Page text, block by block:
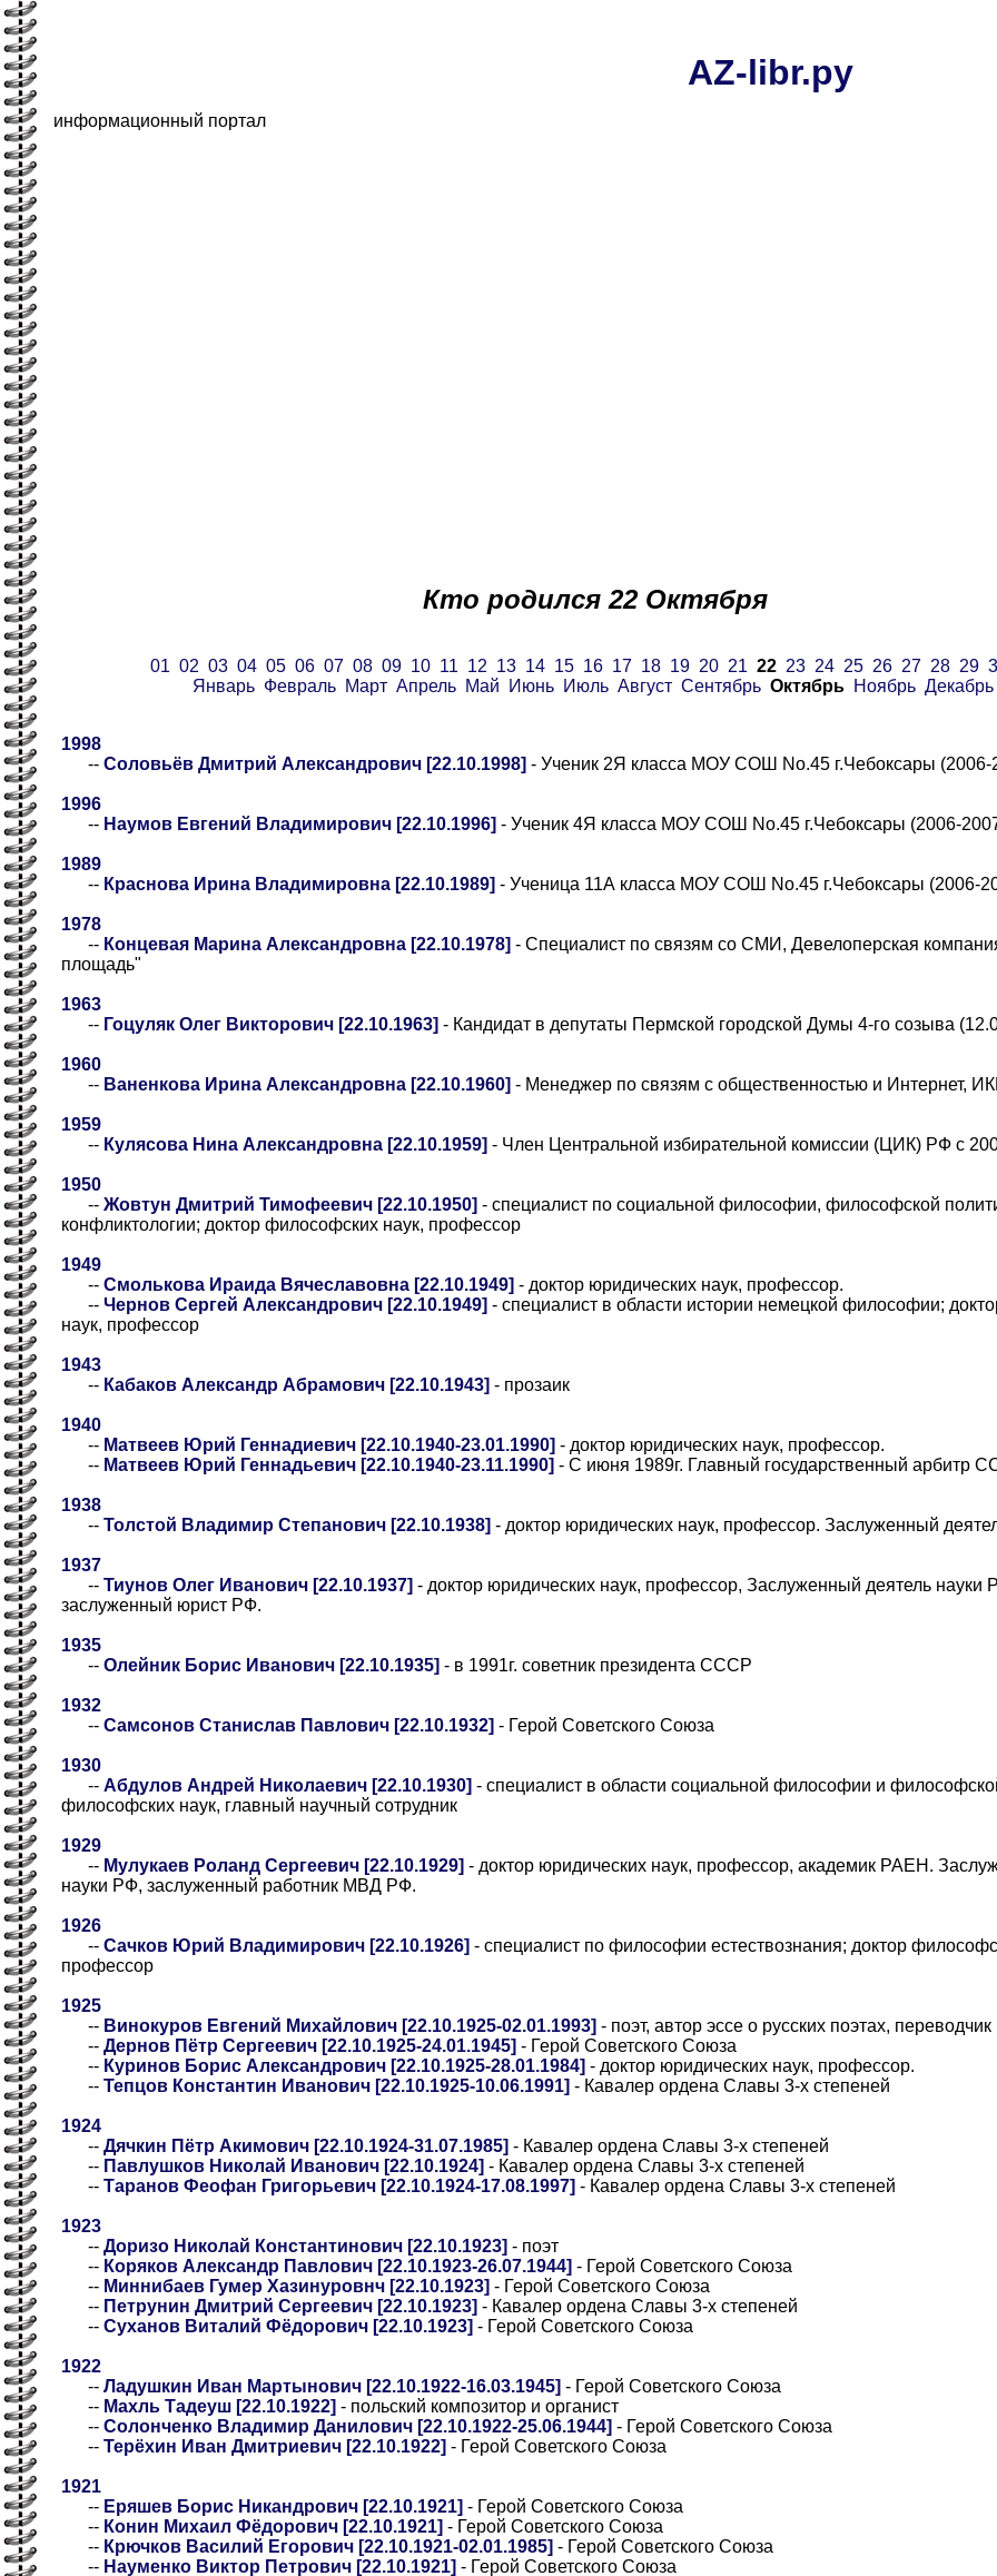
AZ-libr.ру
информационный портал
Кто родился 22 Октября
01 02 03 04 05 06 07 08 09 10 11 12 13 14 15 16 17 18 19 20 21 22 23 24 25 26 27 28 29
Январь Февраль Март Апрель Май Июнь Июль Август Сентябрь Октябрь Ноябрь Декабрь
1998
-- Соловьёв Дмитрий Александрович [22.10.1998] - Ученик 2Я класса МОУ СОШ No.45 г.Чебоксары (2006-
1996
-- Наумов Евгений Владимирович [22.10.1996] - Ученик 4Я класса МОУ СОШ No.45 г.Чебоксары (2006-
1989
-- Краснова Ирина Владимировна [22.10.1989] - Ученица 11А класса МОУ СОШ No.45 г.Чебоксары (2006-
1978
-- Концевая Марина Александровна [22.10.1978] - Специалист по связям со СМИ, Девелоперская
площадь"
1963
-- Гоцуляк Олег Викторович [22.10.1963] - Кандидат в депутаты Пермской городской Думы 4-го созыва
1960
-- Ваненкова Ирина Александровна [22.10.1960] - Менеджер по связям с общественностью и Интернет,
1959
-- Кулясова Нина Александровна [22.10.1959] - Член Центральной избирательной комиссии (ЦИК) РФ c
1950
-- Жовтун Дмитрий Тимофеевич [22.10.1950] - специалист по социальной философии, философской
конфликтологии; доктор философских наук, профессор
1949
-- Смолькова Ираида Вячеславовна [22.10.1949] - доктор юридических наук, профессор.
-- Чернов Сергей Александрович [22.10.1949] - специалист в области истории немецкой философии;
наук, профессор
1943
-- Кабаков Александр Абрамович [22.10.1943] - прозаик
1940
-- Матвеев Юрий Геннадиевич [22.10.1940-23.01.1990] - доктор юридических наук, профессор.
-- Матвеев Юрий Геннадьевич [22.10.1940-23.11.1990] - С июня 1989г. Главный государственный арбитр
1938
-- Толстой Владимир Степанович [22.10.1938] - доктор юридических наук, профессор. Заслуженный
1937
-- Тиунов Олег Иванович [22.10.1937] - доктор юридических наук, профессор, Заслуженный деятель науки
заслуженный юрист РФ.
1935
-- Олейник Борис Иванович [22.10.1935] - в 1991г. советник президента СССР
1932
-- Самсонов Станислав Павлович [22.10.1932] - Герой Советского Союза
1930
-- Абдулов Андрей Николаевич [22.10.1930] - специалист в области социальной философии и
философских наук, главный научный сотрудник
1929
-- Мулукаев Роланд Сергеевич [22.10.1929] - доктор юридических наук, профессор, академик РАЕН.
науки РФ, заслуженный работник МВД РФ.
1926
-- Сачков Юрий Владимирович [22.10.1926] - специалист по философии естествознания; доктор
профессор
1925
-- Винокуров Евгений Михайлович [22.10.1925-02.01.1993] - поэт, автор эссе о русских поэтах, переводчик
-- Дернов Пётр Сергеевич [22.10.1925-24.01.1945] - Герой Советского Союза
-- Куринов Борис Александрович [22.10.1925-28.01.1984] - доктор юридических наук, профессор.
-- Тепцов Константин Иванович [22.10.1925-10.06.1991] - Кавалер ордена Славы 3-х степеней
1924
-- Дячкин Пётр Акимович [22.10.1924-31.07.1985] - Кавалер ордена Славы 3-х степеней
-- Павлушков Николай Иванович [22.10.1924] - Кавалер ордена Славы 3-х степеней
-- Таранов Феофан Григорьевич [22.10.1924-17.08.1997] - Кавалер ордена Славы 3-х степеней
1923
-- Доризо Николай Константинович [22.10.1923] - поэт
-- Коряков Александр Павлович [22.10.1923-26.07.1944] - Герой Советского Союза
-- Миннибаев Гумер Хазинуровнч [22.10.1923] - Герой Советского Союза
-- Петрунин Дмитрий Сергеевич [22.10.1923] - Кавалер ордена Славы 3-х степеней
-- Суханов Виталий Фёдорович [22.10.1923] - Герой Советского Союза
1922
-- Ладушкин Иван Мартынович [22.10.1922-16.03.1945] - Герой Советского Союза
-- Махль Тадеуш [22.10.1922] - польский композитор и органист
-- Солонченко Владимир Данилович [22.10.1922-25.06.1944] - Герой Советского Союза
-- Терёхин Иван Дмитриевич [22.10.1922] - Герой Советского Союза
1921
-- Еряшев Борис Никандрович [22.10.1921] - Герой Советского Союза
-- Конин Михаил Фёдорович [22.10.1921] - Герой Советского Союза
-- Крючков Василий Егорович [22.10.1921-02.01.1985] - Герой Советского Союза
-- Науменко Виктор Петрович [22.10.1921] - Герой Советского Союза